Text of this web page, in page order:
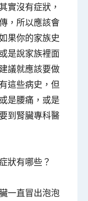
實沒有症狀，
，所以應該會
果你的家族史
是說家族裡面
議就應該要做
這些病史，但
是腰痛，或是
到腎臟專科醫
狀有哪些？
一直冒出泡泡